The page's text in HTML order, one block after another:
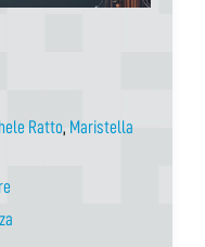
Ratto, Maristella